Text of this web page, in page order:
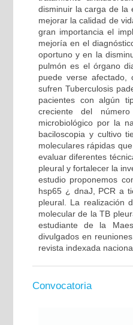
disminuir la carga de la
mejorar la calidad de
gran importancia el
mejoría en el
oportuno y en la
pulmón es el órgano
puede verse
sufren Tuberculosis
pacientes con algún
creciente del
microbiológico por la
baciloscopia y cultivo
moleculares rápidas
evaluar diferentes
pleural y fortalecer la
estudio proponemos
hsp65 ¿ dnaJ, PCR a
pleural. La realización
molecular de la TB
estudiante de la
divulgados en
revista indexada
Convocatoria